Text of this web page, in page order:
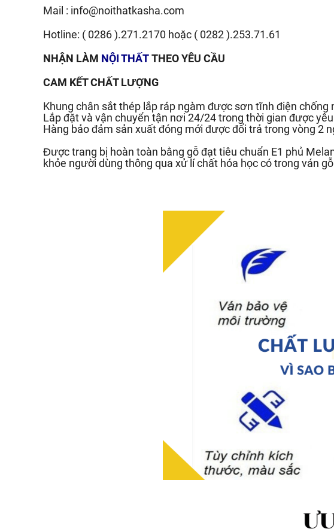
Mail : info@noithatkasha.com
Hotline: ( 0286 ).271.2170 hoặc ( 0282 ).253.71.61
NHẬN LÀM NỘI THẤTTHEO YÊU CẦU
CAM KẾT CHẤT LƯỢNG
Khung chân sắt thép lắp ráp ngàm được sơn tĩnh điện
Lắp đặt và vận chuyển tận nơi 24/24 trong thời gian được
Hàng bảo đảm sản xuất đóng mới được đổi trả trong vòng 2
Được trang bị hoàn toàn bằng gỗ đạt tiêu chuẩn E1 phủ
khỏe người dùng thông qua xử lí chất hóa học có trong ván